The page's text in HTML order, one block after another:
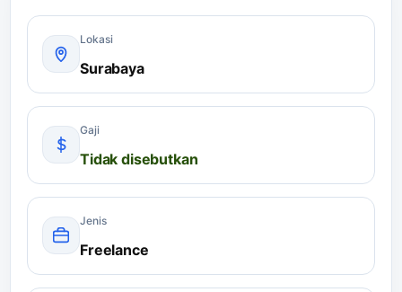
Lokasi
Surabaya
Gaji
Tidak disebutkan
Jenis
Freelance